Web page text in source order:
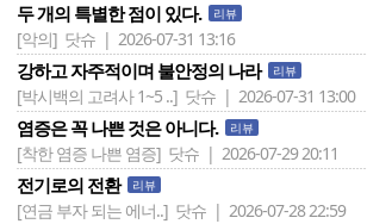
두 개의 특별한 점이 있다. 리뷰
[악의] 닷슈 | 2026-07-31 13:16
강하고 자주적이며 불안정의 나라 리뷰
[박시백의 고려사 1~5 ..] 닷슈 | 2026-07-31 13:00
염증은 꼭 나쁜 것은 아니다. 리뷰
[착한 염증 나쁜 염증] 닷슈 | 2026-07-29 20:11
전기로의 전환 리뷰
[연금 부자 되는 에너..] 닷슈 | 2026-07-28 22:59